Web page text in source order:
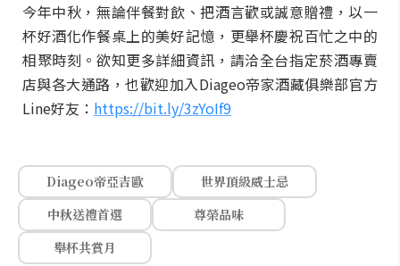
今年中秋，無論伴餐對飲、把酒言歡或誠意贈禮，以一
杯好酒化作餐桌上的美好記憶，更舉杯慶祝百忙之中的
相聚時刻。欲知更多詳細資訊，請洽全台指定菸酒專賣
店與各大通路，也歡迎加入Diageo帝家酒藏俱樂部官方
Line好友： https://bit.ly/3zYoIf9
Diageo帝亞吉歐
世界頂級威士忌
中秋送禮首選
尊榮品味
舉杯共賞月